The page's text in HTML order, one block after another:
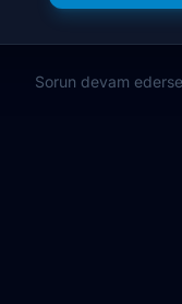
Sorun devam